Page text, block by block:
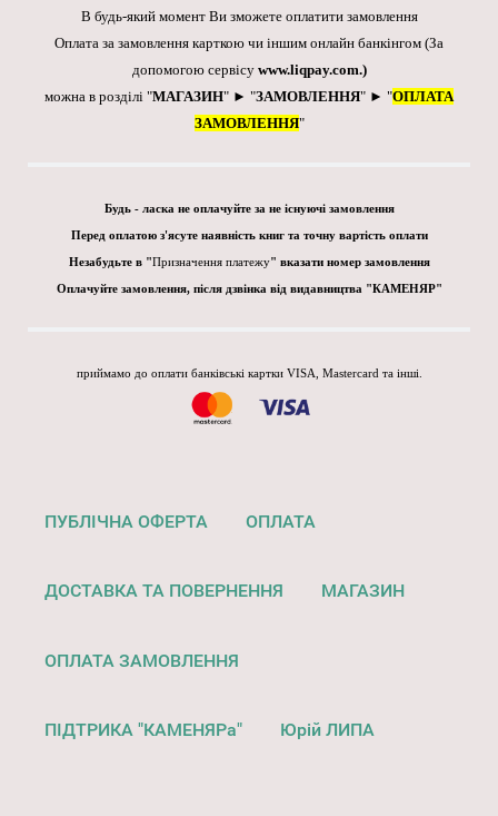
В будь-який момент Ви зможете оплатити замовлення
Оплата за замовлення карткою чи іншим онлайн банкінгом (За
допомогою сервісу www.liqpay.com.)
можна в розділі "МАГАЗИН" ► "ЗАМОВЛЕННЯ" ► "ОПЛАТА
ЗАМОВЛЕННЯ"
Будь - ласка не оплачуйте за не існуючі замовлення
Перед оплатою з'ясуте наявність книг та точну вартість оплати
Незабудьте в "Призначення платежу" вказати номер замовлення
Оплачуйте замовлення, після дзвінка від видавництва "КАМЕНЯР"
приймамо до оплати банківські картки VISA, Mastercard та інші.
ПУБЛІЧНА ОФЕРТА ОПЛАТА
ДОСТАВКА ТА ПОВЕРНЕННЯ МАГАЗИН
ОПЛАТА ЗАМОВЛЕННЯ
ПІДТРИКА "КАМЕНЯРа" Юрій ЛИПА